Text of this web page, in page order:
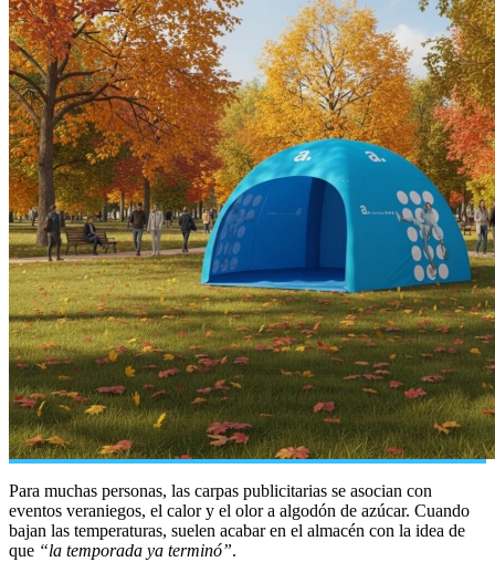
Para muchas personas, las carpas publicitarias se asocian con
eventos veraniegos, el calor y el olor a algodón de azúcar. Cuando
bajan las temperaturas, suelen acabar en el almacén con la idea de
que “la temporada ya terminó”.